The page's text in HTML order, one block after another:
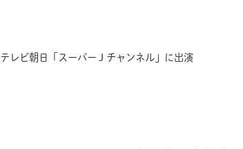
テレビ朝日「スーパーＪチャンネル」に出演